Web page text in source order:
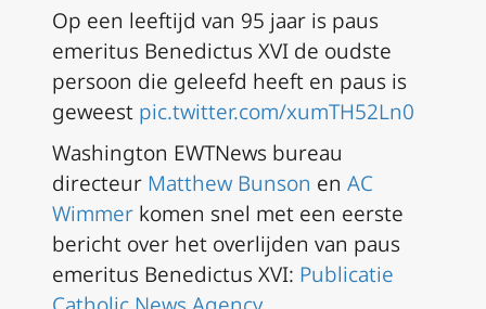
Op een leeftijd van 95 jaar is paus
emeritus Benedictus XVI de oudste
persoon die geleefd heeft en paus is
geweest pic.twitter.com/xumTH52Ln0
Washington EWTNews bureau
directeur Matthew Bunson en AC
Wimmer komen snel met een eerste
bericht over het overlijden van paus
emeritus Benedictus XVI: Publicatie